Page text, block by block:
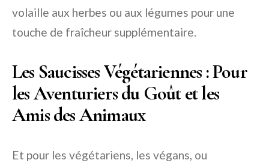
volaille aux herbes ou aux légumes pour une
touche de fraîcheur supplémentaire.
Les Saucisses Végétariennes : Pour
les Aventuriers du Goût et les
Amis des Animaux
Et pour les végétariens, les végans, ou